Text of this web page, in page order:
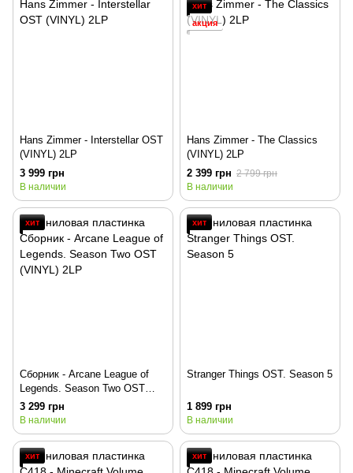
Hans Zimmer - Interstellar OST
(VINYL) 2LP
3 999 грн
В наличии
хит
акция
Hans Zimmer - The Classics
(VINYL) 2LP
2 399 грн 2 799 грн
В наличии
хит
Сборник - Arcane League of
Legends. Season Two OST
(VINYL) 2LP
3 299 грн
В наличии
хит
Stranger Things OST. Season 5
1 899 грн
В наличии
хит хит